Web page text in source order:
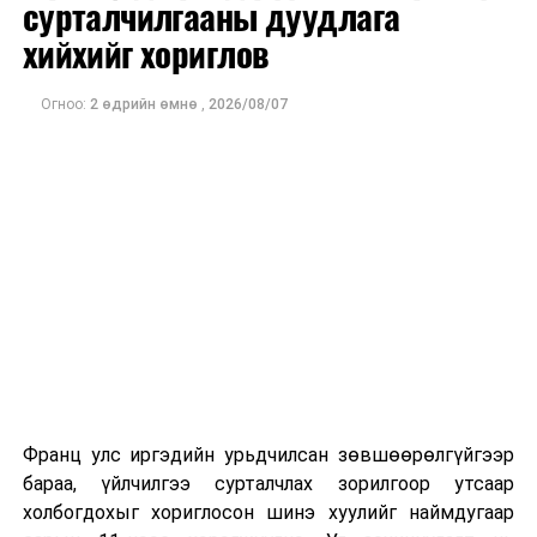
үүсвэр бий болгож, батарей хураагуурын станцтай
холбохоор төлөвлөж буйгаа Нийслэлийн Засаг дарга
Х.Нямбаатар Ерөнхий сайдад танилцууллаа.
Бүтээн байгуулалтын хүрээнд батарей станц, дэд
станц, цахилгаан дамжуулах агаарын шугам, багануур
сурталчилгааны дуудлага
хийхийг хориглов
Огноо: 2 өдрийн өмнө , 2026/08/07
Франц улс иргэдийн урьдчилсан зөвшөөрөлгүйгээр
бараа, үйлчилгээ сурталчлах зорилгоор утсаар
холбогдохыг хориглосон шинэ хуулийг наймдугаар